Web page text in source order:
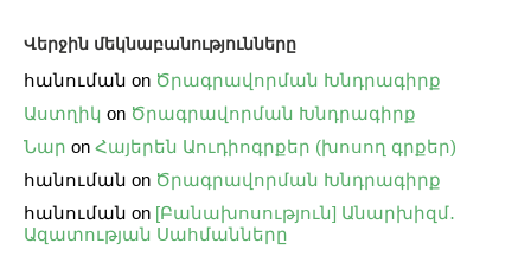
Վերջին մեկնաբանությունները
հանուման on Ծրագրավորման Խնդրագիրք
Աստղիկ on Ծրագրավորման Խնդրագիրք
Նար on Հայերեն Աուդիոգրքեր (խոսող գրքեր)
հանուման on Ծրագրավորման Խնդրագիրք
հանուման on [Բանախոսություն] Անարխիզմ․
Ազատության Սահմանները